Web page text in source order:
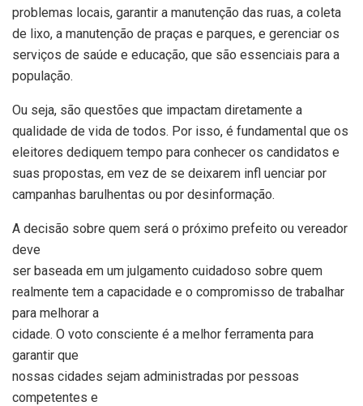
problemas locais, garantir a manutenção das ruas, a coleta
de lixo, a manutenção de praças e parques, e gerenciar os
serviços de saúde e educação, que são essenciais para a
população.
Ou seja, são questões que impactam diretamente a
qualidade de vida de todos. Por isso, é fundamental que os
eleitores dediquem tempo para conhecer os candidatos e
suas propostas, em vez de se deixarem infl uenciar por
campanhas barulhentas ou por desinformação.
A decisão sobre quem será o próximo prefeito ou vereador
deve
ser baseada em um julgamento cuidadoso sobre quem
realmente tem a capacidade e o compromisso de trabalhar
para melhorar a
cidade. O voto consciente é a melhor ferramenta para
garantir que
nossas cidades sejam administradas por pessoas
competentes e